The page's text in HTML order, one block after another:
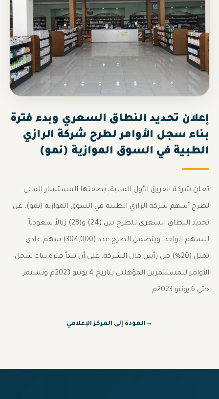
إعلان تحديد النطاق السعري وبدء فترة
بناء سجل الأوامر لطرح شركة الرازي
الطبية في السوق الموازية (نمو)
تعلن شركة الفريق الأول المالية، بصفتها المستشار المالي
لطرح أسهم شركة الرازي الطبية في السوق الموازية (نمو)، عن
تحديد النطاق السعري للطرح بين (24) و(28) ريالاً سعودياً
للسهم الواحد. ويتضمن الطرح عدد (304,000) سهم عادي
تمثل (20%) من رأس مال الشركة، على أن تبدأ فترة بناء سجل
الأوامر للمستثمرين المؤهلين بتاريخ 4 يونيو 2023م وتستمر
حتى 6 يونيو 2023م.
→ العودة إلى المركز الإعلامي